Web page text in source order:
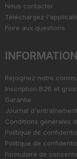
Nous contacter
Téléchargez
Foire aux questions
Rejoignez notre
Inscription B2B et
Garantie
Journal d'entraînement
Conditions générales
Politique de
Politique de
Formulaire de